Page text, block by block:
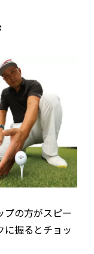
プの方がスピー
に握るとチョッ